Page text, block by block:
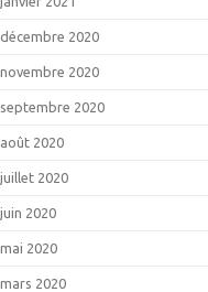
décembre 2020
novembre 2020
septembre 2020
août 2020
juillet 2020
juin 2020
mai 2020
mars 2020